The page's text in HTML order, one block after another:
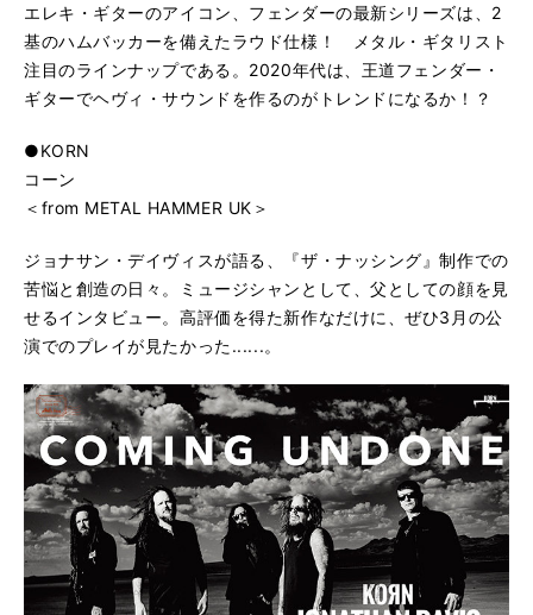
エレキ・ギターのアイコン、フェンダーの最新シリーズは、2
基のハムバッカーを備えたラウド仕様！ メタル・ギタリスト
注目のラインナップである。2020年代は、王道フェンダー・
ギターでヘヴィ・サウンドを作るのがトレンドになるか！？
●KORN
コーン
＜from METAL HAMMER UK＞
ジョナサン・デイヴィスが語る、『ザ・ナッシング』制作での
苦悩と創造の日々。ミュージシャンとして、父としての顔を見
せるインタビュー。高評価を得た新作なだけに、ぜひ3月の公
演でのプレイが見たかった......。